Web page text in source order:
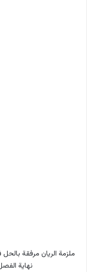
ملزمة الريان مرفقة
نهاية الفصل